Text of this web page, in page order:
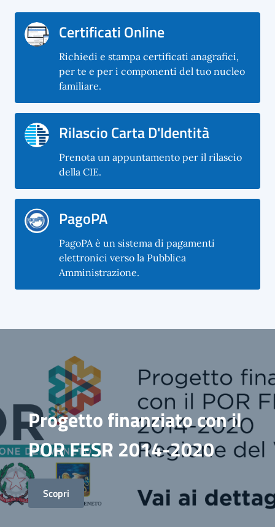
Certificati Online
Richiedi e stampa certificati anagrafici,
per te e per i componenti del tuo nucleo
familiare.
Rilascio Carta D'Identità
Prenota un appuntamento per il rilascio
della CIE.
PagoPA
PagoPA è un sistema di pagamenti
elettronici verso la Pubblica
Amministrazione.
Progetto finanziato con il
POR FESR 2014-2020
Scopri